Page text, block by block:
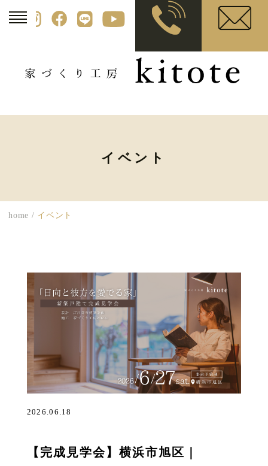
イベント
home / イベント
2026.06.18
【完成見学会】横浜市旭区｜